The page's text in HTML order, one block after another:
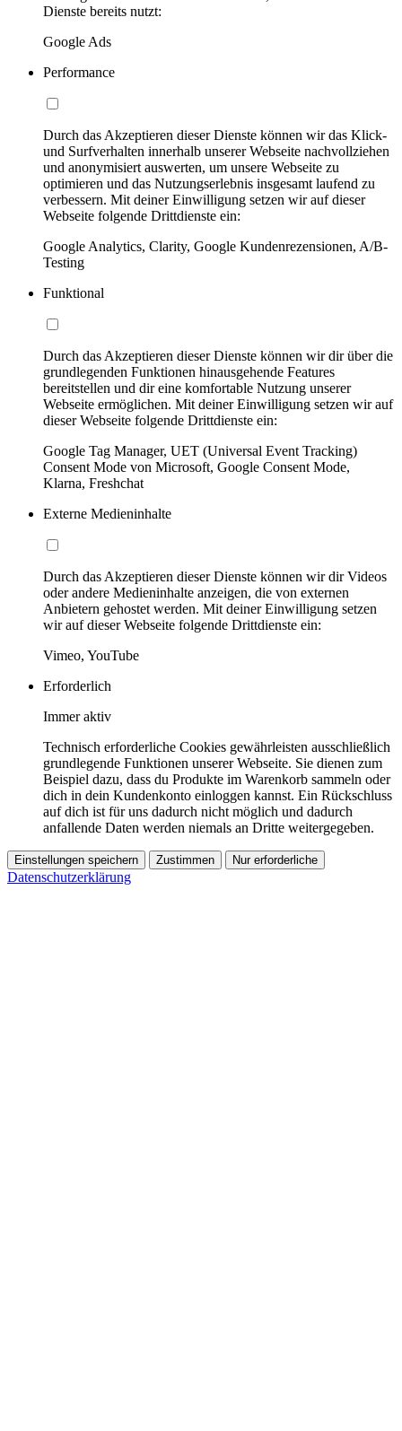
Dienste bereits nutzt:
Google Ads
Performance
Durch das Akzeptieren dieser Dienste können wir das Klick-
und Surfverhalten innerhalb unserer Webseite nachvollziehen
und anonymisiert auswerten, um unsere Webseite zu
optimieren und das Nutzungserlebnis insgesamt laufend zu
verbessern. Mit deiner Einwilligung setzen wir auf dieser
Webseite folgende Drittdienste ein:
Google Analytics, Clarity, Google Kundenrezensionen, A/B-
Testing
Funktional
Durch das Akzeptieren dieser Dienste können wir dir über die
grundlegenden Funktionen hinausgehende Features
bereitstellen und dir eine komfortable Nutzung unserer
Webseite ermöglichen. Mit deiner Einwilligung setzen wir auf
dieser Webseite folgende Drittdienste ein:
Google Tag Manager, UET (Universal Event Tracking)
Consent Mode von Microsoft, Google Consent Mode,
Klarna, Freshchat
Externe Medieninhalte
Durch das Akzeptieren dieser Dienste können wir dir Videos
oder andere Medieninhalte anzeigen, die von externen
Anbietern gehostet werden. Mit deiner Einwilligung setzen
wir auf dieser Webseite folgende Drittdienste ein:
Vimeo, YouTube
Erforderlich
Immer aktiv
Technisch erforderliche Cookies gewährleisten ausschließlich
grundlegende Funktionen unserer Webseite. Sie dienen zum
Beispiel dazu, dass du Produkte im Warenkorb sammeln oder
dich in dein Kundenkonto einloggen kannst. Ein Rückschluss
auf dich ist für uns dadurch nicht möglich und dadurch
anfallende Daten werden niemals an Dritte weitergegeben.
Einstellungen speichern Zustimmen Nur erforderliche
Datenschutzerklärung